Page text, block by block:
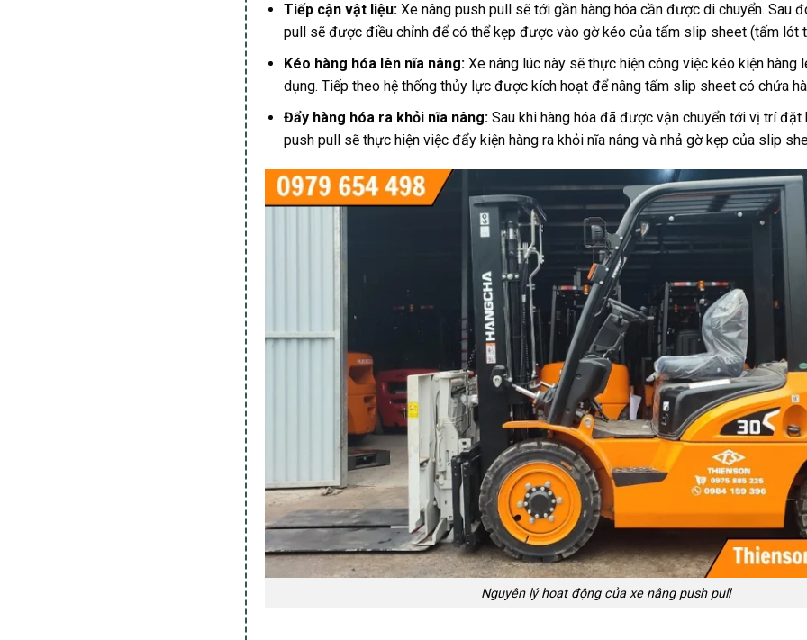
Tiếp cận vật liệu:Xe nâng push pull sẽ tới gần hàng hóa cần được di chuyển. Sau
pull sẽ được điều chỉnh để có thể kẹp được vào gờ kéo của tấm slip sheet (tấm lót
Kéo hàng hóa lên nĩa nâng:Xe nâng lúc này sẽ thực hiện công việc kéo kiện hàng
dụng. Tiếp theo hệ thống thủy lực được kích hoạt để nâng tấm slip sheet có chứa
Đẩy hàng hóa ra khỏi nĩa nâng: Sau khi hàng hóa đã được vận chuyển tới vị trí đặt
push pull sẽ thực hiện việc đẩy kiện hàng ra khỏi nĩa nâng và nhả gờ kẹp của slip
Nguyên lý hoạt động của xe nâng push pull